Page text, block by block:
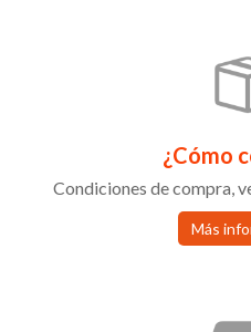
¿Cómo
Condiciones de compra,
Más